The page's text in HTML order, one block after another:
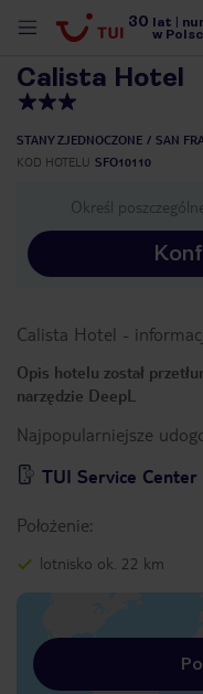
30 lat
w
Calista Hotel
STANY ZJEDNOCZONE SAN
KOD HOTELU SFO10110
Określ
Calista Hotel -
Opis hotelu został
narzędzie DeepL
Najpopularniejsze
TUI Service
Położenie:
lotnisko ok. 22 km